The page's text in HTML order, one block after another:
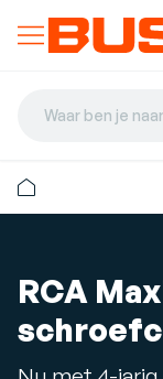
Waar ben je
RCA